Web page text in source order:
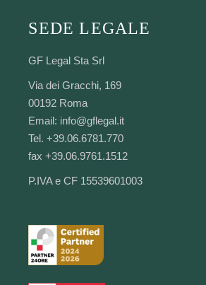
SEDE LEGALE
GF Legal Sta Srl
Via dei Gracchi, 169
00192 Roma
Email: info@gflegal.it
Tel. +39.06.6781.770
fax +39.06.9761.1512
P.IVA e CF 15539601003